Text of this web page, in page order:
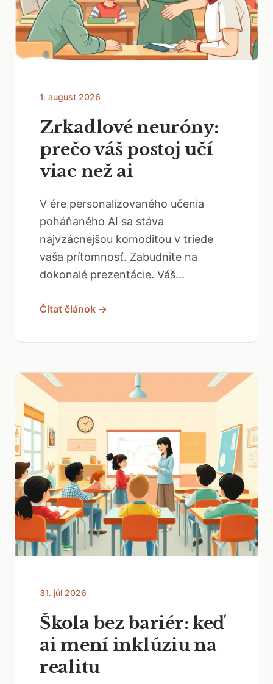
1. august 2026
Zrkadlové neuróny:
prečo váš postoj učí
viac než ai
V ére personalizovaného učenia
poháňaného AI sa stáva
najvzácnejšou komoditou v triede
vaša prítomnosť. Zabudnite na
dokonalé prezentácie. Váš...
Čítať článok →
31. júl 2026
Škola bez bariér: keď
ai mení inklúziu na
realitu